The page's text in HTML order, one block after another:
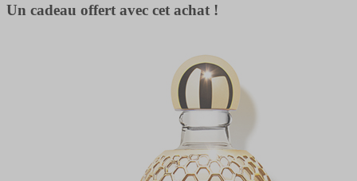
Un cadeau offert avec cet achat !